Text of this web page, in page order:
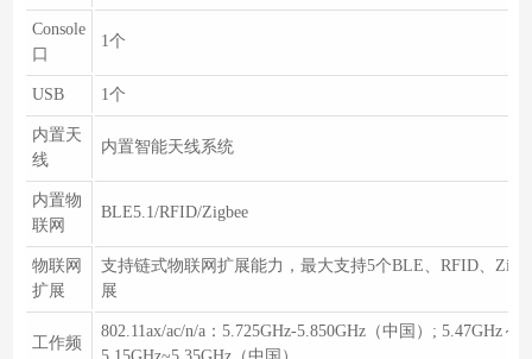
Console
口
1个
USB 1个
内置天
线
内置智能天线系统
内置物
联网
BLE5.1/RFID/Zigbee
物联网
扩展
支持链式物联网扩展能力，最大支持5个BLE、RFID、
展
工作频
802.11ax/ac/n/a：5.725GHz-5.850GHz（中国）; 5.47GHz～